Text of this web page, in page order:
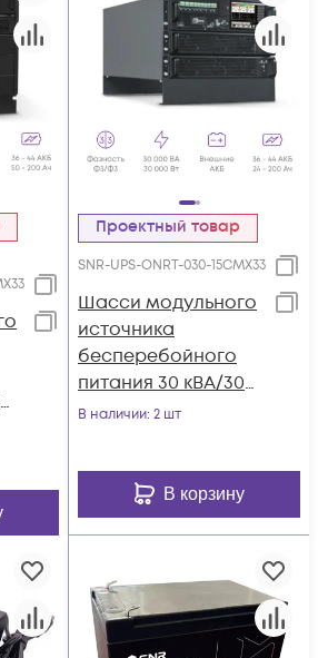
Проектный товар
SNR-UPS-ONRT-030-15CMX33
Шасси модульного
источника
бесперебойного
питания 30 кВА/30
кВт серии СМ, 2
кВт (SNR-UPS-ONRT-
030-15CMX33)
В наличии: 2 шт
В корзину